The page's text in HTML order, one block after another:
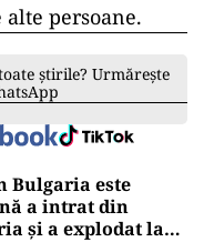
persoane.
știrile? Urmărește
Bulgaria este
a intrat din
şi a explodat la